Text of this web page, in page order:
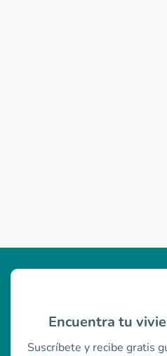
Encuentra tu
Suscríbete y recibe gratis